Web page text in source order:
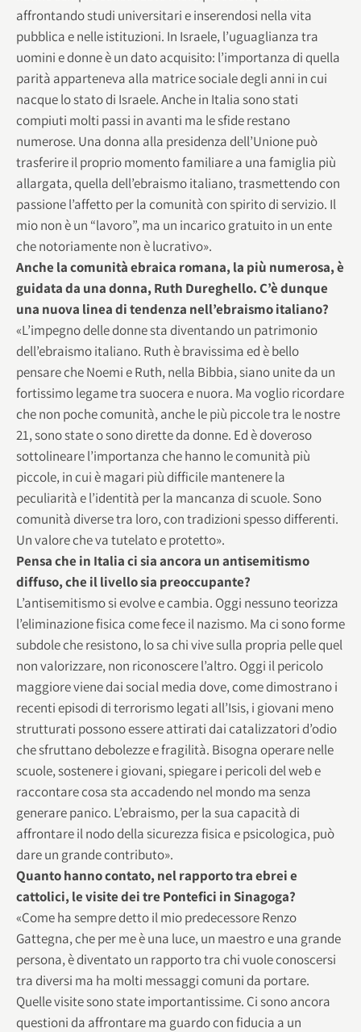
affrontando studi universitari e inserendosi nella vita
pubblica e nelle istituzioni. In Israele, l’uguaglianza tra
uomini e donne è un dato acquisito: l’importanza di quella
parità apparteneva alla matrice sociale degli anni in cui
nacque lo stato di Israele. Anche in Italia sono stati
compiuti molti passi in avanti ma le sfide restano
numerose. Una donna alla presidenza dell’Unione può
trasferire il proprio momento familiare a una famiglia più
allargata, quella dell’ebraismo italiano, trasmettendo con
passione l’affetto per la comunità con spirito di servizio. Il
mio non è un “lavoro”, ma un incarico gratuito in un ente
che notoriamente non è lucrativo».
Anche la comunità ebraica romana, la più numerosa, è
guidata da una donna, Ruth Dureghello. C’è dunque
una nuova linea di tendenza nell’ebraismo italiano?
«L’impegno delle donne sta diventando un patrimonio
dell’ebraismo italiano. Ruth è bravissima ed è bello
pensare che Noemi e Ruth, nella Bibbia, siano unite da un
fortissimo legame tra suocera e nuora. Ma voglio ricordare
che non poche comunità, anche le più piccole tra le nostre
21, sono state o sono dirette da donne. Ed è doveroso
sottolineare l’importanza che hanno le comunità più
piccole, in cui è magari più difficile mantenere la
peculiarità e l’identità per la mancanza di scuole. Sono
comunità diverse tra loro, con tradizioni spesso differenti.
Un valore che va tutelato e protetto».
Pensa che in Italia ci sia ancora un antisemitismo
diffuso, che il livello sia preoccupante?
L’antisemitismo si evolve e cambia. Oggi nessuno teorizza
l’eliminazione fisica come fece il nazismo. Ma ci sono forme
subdole che resistono, lo sa chi vive sulla propria pelle quel
non valorizzare, non riconoscere l’altro. Oggi il pericolo
maggiore viene dai social media dove, come dimostrano i
recenti episodi di terrorismo legati all’Isis, i giovani meno
strutturati possono essere attirati dai catalizzatori d’odio
che sfruttano debolezze e fragilità. Bisogna operare nelle
scuole, sostenere i giovani, spiegare i pericoli del web e
raccontare cosa sta accadendo nel mondo ma senza
generare panico. L’ebraismo, per la sua capacità di
affrontare il nodo della sicurezza fisica e psicologica, può
dare un grande contributo».
Quanto hanno contato, nel rapporto tra ebrei e
cattolici, le visite dei tre Pontefici in Sinagoga?
«Come ha sempre detto il mio predecessore Renzo
Gattegna, che per me è una luce, un maestro e una grande
persona, è diventato un rapporto tra chi vuole conoscersi
tra diversi ma ha molti messaggi comuni da portare.
Quelle visite sono state importantissime. Ci sono ancora
questioni da affrontare ma guardo con fiducia a un